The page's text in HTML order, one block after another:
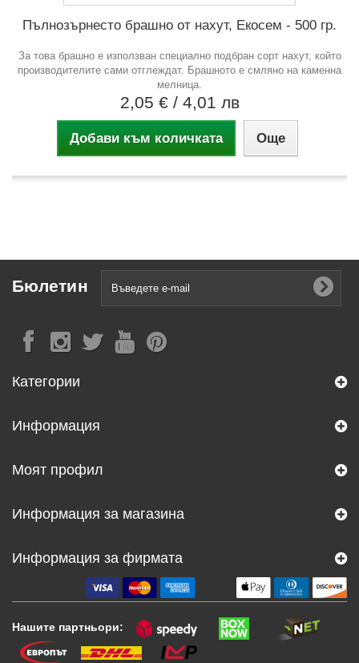
Пълнозърнесто брашно от нахут, Екосем - 500 гр.
За това брашно е използван специално подбран сорт нахут, който
производителите сами отглеждат. Брашното е смляно на каменна
мелница.
2,05 € / 4,01 лв
Добави към количката Още
Бюлетин
Категории
Информация
Моят профил
Информация за магазина
Информация за фирмата
Нашите партньори: